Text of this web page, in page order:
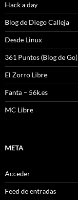
Hack a day
Blog de Diego Calleja
Desde Linux
361 Puntos (Blog de Go)
El Zorro Libre
Fanta – 56k.es
MC Libre
META
Acceder
Feed de entradas